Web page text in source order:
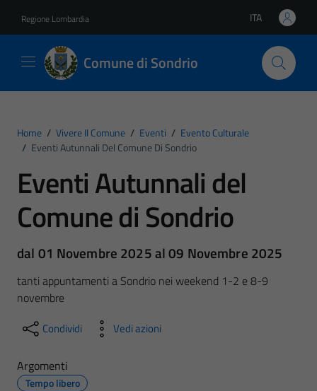
Regione Lombardia Lingua attiva:
ITA
Comune di Sondrio
Home / Vivere Il Comune / Eventi / Evento Culturale
/ Eventi Autunnali Del Comune Di Sondrio
Eventi Autunnali del
Comune di Sondrio
dal 01 Novembre 2025 al 09 Novembre 2025
tanti appuntamenti a Sondrio nei weekend 1-2 e 8-9
novembre
Condividi Vedi azioni
Argomenti
Tempo libero